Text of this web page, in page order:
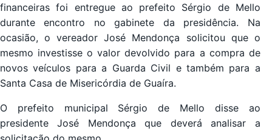
financeiras foi entregue ao prefeito Sérgio de Mello
durante encontro no gabinete da presidência. Na
ocasião, o vereador José Mendonça solicitou que o
mesmo investisse o valor devolvido para a compra de
novos veículos para a Guarda Civil e também para a
Santa Casa de Misericórdia de Guaíra.
O prefeito municipal Sérgio de Mello disse ao
presidente José Mendonça que deverá analisar a